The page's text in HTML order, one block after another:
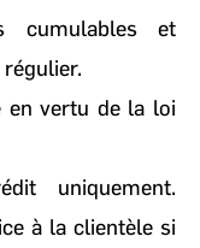
cumulables et
en vertu de la loi
uniquement.
à la clientèle si